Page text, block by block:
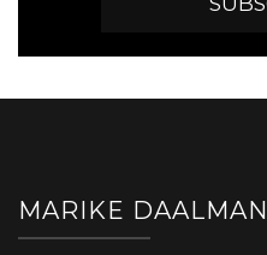
MARIKE DAALMAN